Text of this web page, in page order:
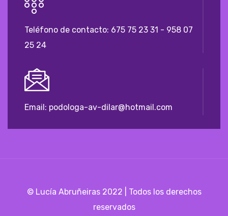
Teléfono de contacto: 675 75 23 31 - 958 07
25 24
Email: podologa-av-dilar@hotmail.com
© Lucía Abruñeiras 2022 | Todos los derechos
reservados